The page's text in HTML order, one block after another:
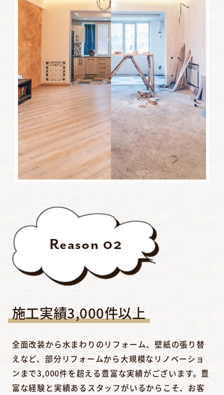
Reason 02
施工実績3,000件以上
全面改装から水まわりのリフォーム、壁紙の張り替
えなど、部分リフォームから大規模なリノベーショ
ンまで3,000件を超える豊富な実績がございます。豊
富な経験と実績あるスタッフがいるからこそ、お客